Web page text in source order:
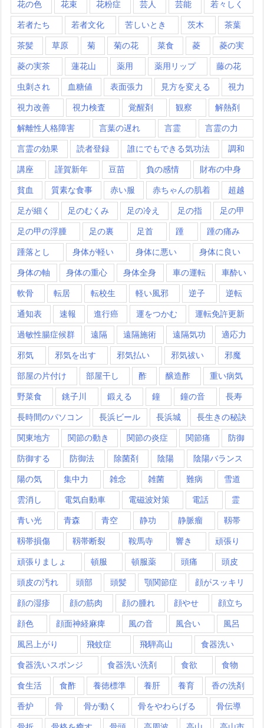
花の色 花束 花粉症 芸人 芸能 若々しく
若者たち 若者文化 苦しいとき 茨木 茶葉
茶髪 草原 菊 菊の花 菜食 菱 菱の実
菱の実茶 蓮花山 薬用 薬用リップ 藤の花
虫刺され 血糖値 表面張力 見方を変える 視力
視力改善 視力検査 覚醒剤 観察 解熱剤
解離性人格障害 言葉の遅れ 言霊 言霊の力
言霊の効果 読者登録 誰にでもできる気功法 調和
講座 謹賀新年 豆苗 負の感情 財布の中身
貧血 質素な食事 赤い服 赤ちゃんの肌着 超越
足が細く 足のむくみ 足の冷え 足の指 足の甲
足の甲の浮腫 足の裏 足首 踵 踵の痛み
踵落とし 身体が軽い 身体に悪い 身体に良い
身体の軸 身体の重心 身体全身 車の運転 車酔い
軟骨 転居 転校生 軽い風邪 逆子 逆転
通知表 速報 進行癌 運をつかむ 運転免許更新
過敏性腸症候群 遠隔 遠隔施術 遠隔気功 適応力
邪気 邪気を出す 邪気払い 邪気祓い 邪魔
部屋の片付け 部屋干し 酢 醸造酢 重い病気
野菜食 銚子川 鍛える 鐘 鐘の音 長寿
長時間のパソコン 長浜ビール 長浜城 長生きの秘訣
関東地方 関節の動き 関節の炎症 関節痛 防御
防御する 防御法 除菌剤 陰陽 陰陽バランス
陽の気 集中力 雑念 雑菌 難病 雪道
雲消し 電気自動車 電磁波対策 電話 霊
青い光 青森 青空 静功 静脈瘤 靱帯
靱帯損傷 靱帯断裂 鞍馬寺 響き 頑張り
頑張りましょ 頓服 頓服薬 頭痛 頭皮
頭皮の汚れ 頭部 頭髪 顎関節症 顔がスッキリ
顔の湿疹 顔の筋肉 顔の腫れ 顔やせ 顔立ち
顔色 顔面神経麻痺 風の音 風合い 風呂
風呂上がり 飛蚊症 飛騨高山 食器洗い
食器洗いスポンジ 食器洗い洗剤 食欲 食物
食生活 食酢 養徳標準 養肝 養育 香の洗剤
香炉 骨 骨が動く 骨をやわらげる 骨伝導